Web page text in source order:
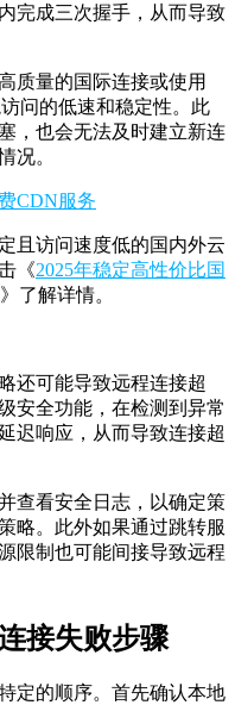
完成三次握手，从而导致
质量的国际连接或使用
问的低速和稳定性。此
，也会无法及时建立新连
况。
CDN服务
且访问速度低的国内外云
《2025年稳定高性价比国
》了解详情。
还可能导致远程连接超
安全功能，在检测到异常
迟响应，从而导致连接超
查看安全日志，以确定策
略。此外如果通过跳转服
限制也可能间接导致远程
接失败步骤
定的顺序。首先确认本地